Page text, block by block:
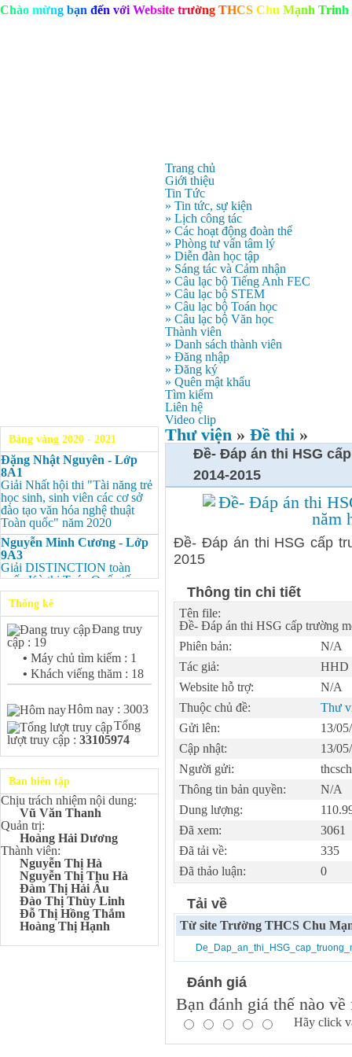
Chào mừng bạn đến với Website trường THCS Chu Mạnh Trinh
Trang chủ
Giới thiệu
Tin Tức
» Tin tức, sự kiện
» Lịch công tác
» Các hoạt động đoàn thể
» Phòng tư vấn tâm lý
» Diễn đàn học tập
» Sáng tác và Cảm nhận
» Câu lạc bộ Tiếng Anh FEC
» Câu lạc bộ STEM
» Câu lạc bộ Toán học
» Câu lạc bộ Văn học
Thành viên
» Danh sách thành viên
» Đăng nhập
» Đăng ký
» Quên mật khẩu
Tìm kiếm
Liên hệ
Video clip
Bảng vàng 2020 - 2021
Đặng Nhật Nguyên - Lớp
8A1
Giải Nhất hội thi "Tài năng trẻ
học sinh, sinh viên các cơ sở
đào tạo văn hóa nghệ thuật
Toàn quốc" năm 2020
Nguyễn Minh Cương - Lớp
9A3
Giải DISTINCTION toàn
quốc Kỳ thi Toán Quốc tế
Kangaroo – IKMC 2020
Nguyễn Minh Cương - Lớp
9A3
Giải Ba kỳ thi chọn HSG cấp
tỉnh môn Toán.
Bùi Quang Minh - Lớp 9A3
Giải DISTINCTION Toàn
Kangaroo – IKMC 2020
Bùi Quang Minh - Lớp 9A3
Giải Ba kỳ thi chọn HSG cấp
Đinh Anh Thư - Lớp 9A3
Giải Nhì kỳ thi chọn HSG cấp
tỉnh môn Sinh học.
Chu Quang Lượng - Lớp
9A3
Giải Ba kỳ thi chọn HSG cấp
tỉnh môn Toán.
Lê Minh Chiến- Lớp 9A3
Giải Ba kỳ thi chọn HSG cấp
tỉnh môn Sinh học.
Đào Thu Hiền - Lớp 9A1
Giải Ba kỳ thi chọn HSG cấp
tỉnh môn Tiếng Anh.
Thống kê
Đang truy
cập : 19
• Máy chủ tìm kiếm : 1
• Khách viếng thăm : 18
Hôm nay : 3003
Tổng
lượt truy cập : 33105974
Ban biên tập
Chịu trách nhiệm nội dung:
Vũ Văn Thanh
Quản trị:
Hoàng Hải Dương
Thành viên:
Nguyễn Thị Hà
Nguyễn Thị Thu Hà
Đàm Thị Hải Âu
Đào Thị Thùy Linh
Đỗ Thị Hồng Thắm
Hoàng Thị Hạnh
Thư viện » Đề thi »
Đề- Đáp án thi HSG
2014-2015
Đề- Đáp án thi HSG cấp
2015
Thông tin chi tiết
Tên file:
Đề- Đáp án thi HSG cấp trường
Phiên bản:
N/A
Tác giả:
HHD
Website hỗ trợ:
N/A
Thuộc chủ đề:
Thư
Gửi lên:
13/
Cập nhật:
13/
Người gửi:
Thông tin bản quyền:
N/A
Dung lượng:
Đã xem:
3061
Đã tải về:
335
Đã thảo luận:
0
Tải về
Từ site Trường THCS Chu
Đánh giá
Bạn đánh giá thế nào
Hãy click